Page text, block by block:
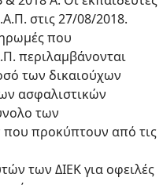
στις 27/08/2018.
που
περιλαμβάνονται
των δικαιούχων
ασφαλιστικών
των
προκύπτουν από τις
των ΔΙΕΚ για οφειλές